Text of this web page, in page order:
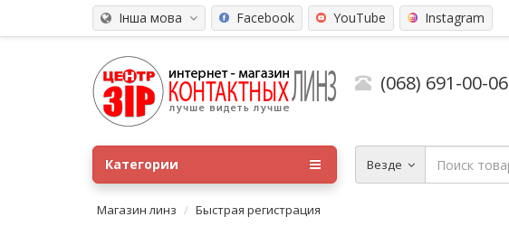
Інша мова Facebook YouTube Instagram
(068) 691-00-06
Везде
Категории
Магазин линз Быстрая регистрация